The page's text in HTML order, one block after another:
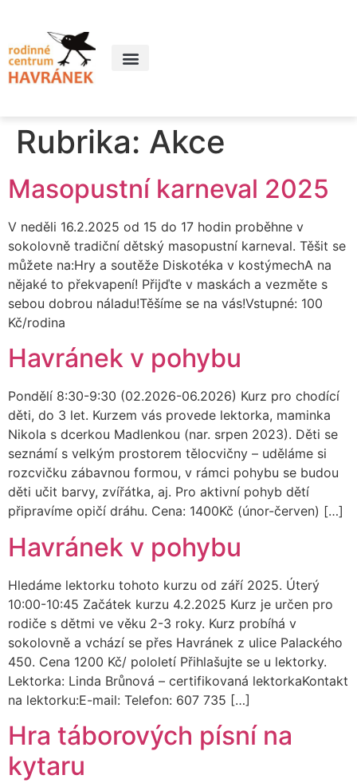
Rubrika: Akce
Masopustní karneval 2025
V neděli 16.2.2025 od 15 do 17 hodin proběhne v
sokolovně tradiční dětský masopustní karneval. Těšit se
můžete na:Hry a soutěže Diskotéka v kostýmechA na
nějaké to překvapení! Přijďte v maskách a vezměte s
sebou dobrou náladu!Těšíme se na vás!Vstupné: 100
Kč/rodina
Havránek v pohybu
Pondělí 8:30-9:30 (02.2026-06.2026) Kurz pro chodící
děti, do 3 let. Kurzem vás provede lektorka, maminka
Nikola s dcerkou Madlenkou (nar. srpen 2023). Děti se
seznámí s velkým prostorem tělocvičny – uděláme si
rozcvičku zábavnou formou, v rámci pohybu se budou
děti učit barvy, zvířátka, aj. Pro aktivní pohyb dětí
připravíme opičí dráhu. Cena: 1400Kč (únor-červen) […]
Havránek v pohybu
Hledáme lektorku tohoto kurzu od září 2025. Úterý
10:00-10:45 Začátek kurzu 4.2.2025 Kurz je určen pro
rodiče s dětmi ve věku 2-3 roky. Kurz probíhá v
sokolovně a vchází se přes Havránek z ulice Palackého
450. Cena 1200 Kč/ pololetí Přihlašujte se u lektorky.
Lektorka: Linda Brůnová – certifikovaná lektorkaKontakt
na lektorku:E-mail: Telefon: 607 735 […]
Hra táborových písní na
kytaru